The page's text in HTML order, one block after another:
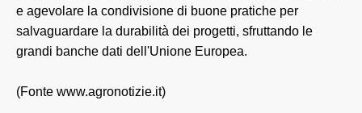
e agevolare la condivisione di buone pratiche per
salvaguardare la durabilità dei progetti, sfruttando le
grandi banche dati dell'Unione Europea.
(Fonte www.agronotizie.it)